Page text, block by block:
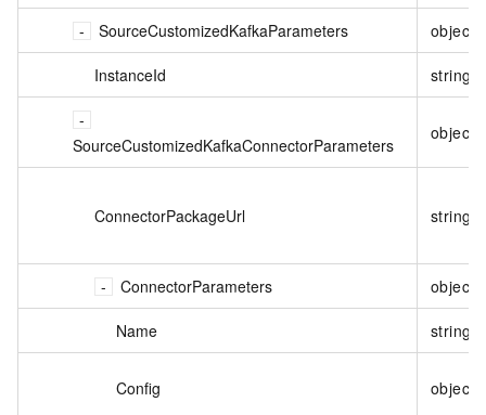
SourceCustomizedKafkaParameters object
InstanceId string
SourceCustomizedKafkaConnectorParameters
object
ConnectorPackageUrl string
ConnectorParameters object
Name string
Config object